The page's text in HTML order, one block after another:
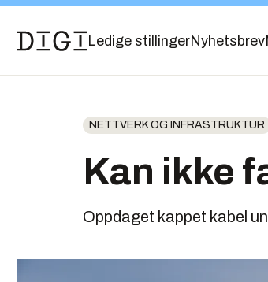
Ledige stillingerNyhetsbrev
NETTVERK OG INFRASTRUKTUR
Kan ikke
Oppdaget kappet kabel